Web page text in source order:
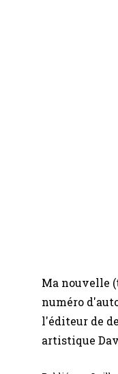
Ma nouvelle
numéro
l'éditeur de
artistique